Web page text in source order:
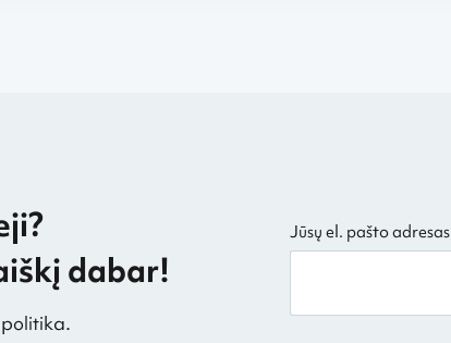
dabar!
Jūsų el. pašto adresas